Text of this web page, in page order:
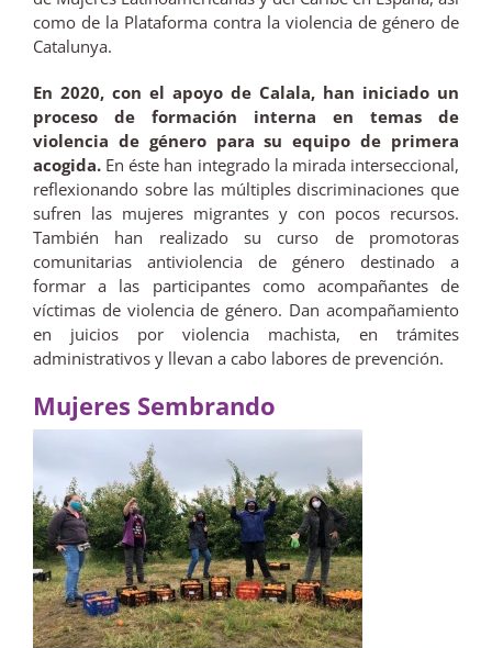
como de la Plataforma contra la violencia de género de
Catalunya.
En 2020, con el apoyo de Calala, han iniciado un
proceso de formación interna en temas de
violencia de género para su equipo de primera
acogida. En éste han integrado la mirada interseccional,
reflexionando sobre las múltiples discriminaciones que
sufren las mujeres migrantes y con pocos recursos.
También han realizado su curso de promotoras
comunitarias antiviolencia de género destinado a
formar a las participantes como acompañantes de
víctimas de violencia de género. Dan acompañamiento
en juicios por violencia machista, en trámites
administrativos y llevan a cabo labores de prevención.
Mujeres Sembrando